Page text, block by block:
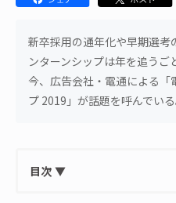
新卒採用の通年化や早期選考
ンターンシップは年を追う
今、広告会社・電通による「
プ 2019」が話題を呼んでいる
目次 ▼